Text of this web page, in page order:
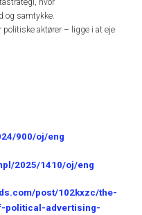
og samtykke.
aktører – ligge i at eje
900/oj/eng
2025/1410/oj/eng
post/102kxzc/the-
political-advertising-